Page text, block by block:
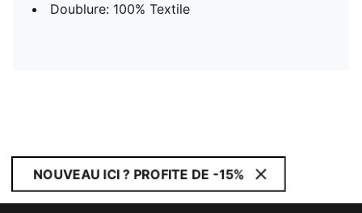
Doublure: 100% Textile
NOUVEAU ICI ? PROFITE DE -15%